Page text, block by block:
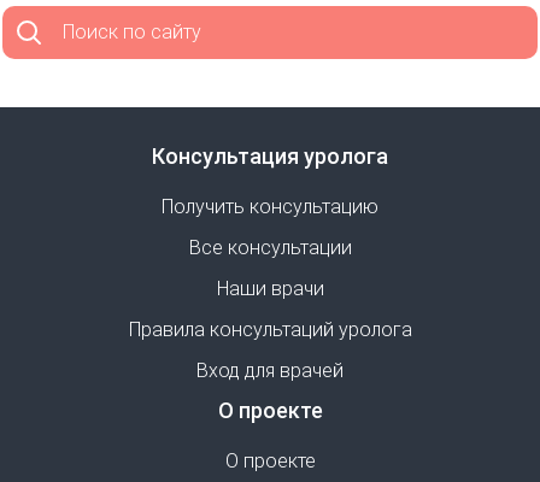
Поиск по сайту
Консультация уролога
Получить консультацию
Все консультации
Наши врачи
Правила консультаций уролога
Вход для врачей
О проекте
О проекте